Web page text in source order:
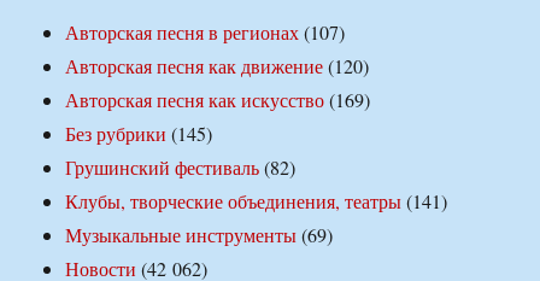
Авторская песня в регионах(107)
Авторская песня как движение(120)
Авторская песня как искусство(169)
Без рубрики (145)
Грушинский фестиваль(82)
Клубы, творческие объединения, театры(141)
Музыкальные инструменты(69)
Новости (42 062)